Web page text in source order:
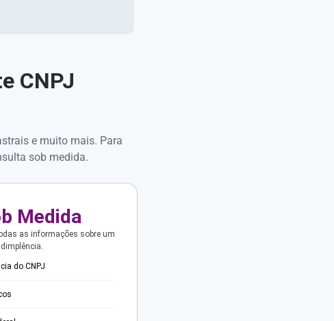
CNPJ
e muito mais. Para
sob medida.
Medida
as informações sobre um
do CNPJ